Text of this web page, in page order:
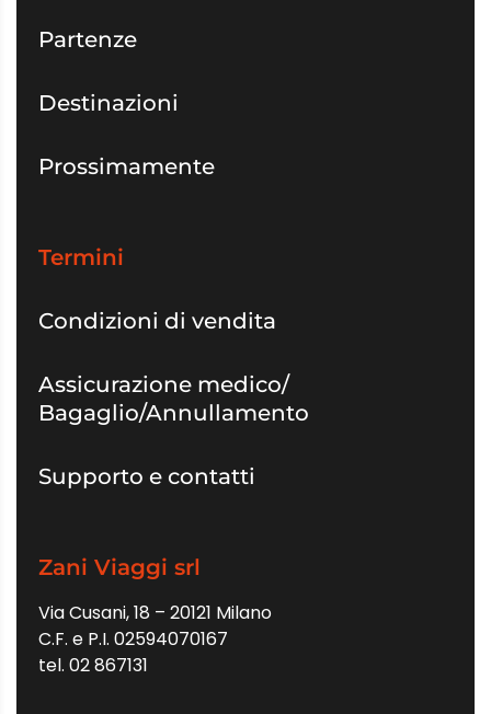
Partenze
Destinazioni
Prossimamente
Termini
Condizioni di vendita
Assicurazione medico/
Bagaglio/Annullamento
Supporto e contatti
Zani Viaggi srl
Via Cusani, 18 – 20121 Milano
C.F. e P.I. 02594070167
tel. 02 867131